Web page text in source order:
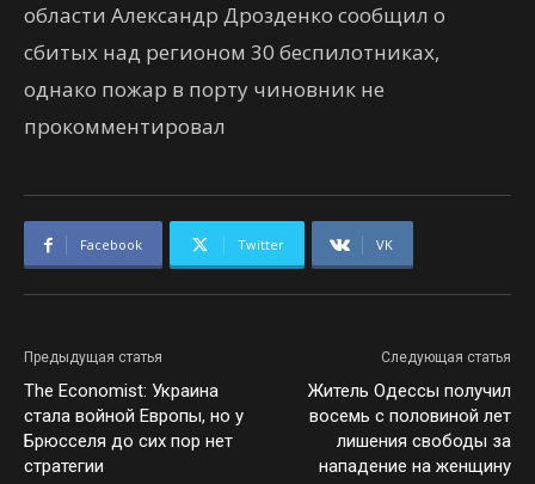
области Александр Дрозденко сообщил о
сбитых над регионом 30 беспилотниках,
однако пожар в порту чиновник не
прокомментировал
Facebook Twitter VK
Предыдущая статья
The Economist: Украина
стала войной Европы, но у
Брюсселя до сих пор нет
стратегии
Следующая статья
Житель Одессы получил
восемь с половиной лет
лишения свободы за
нападение на женщину